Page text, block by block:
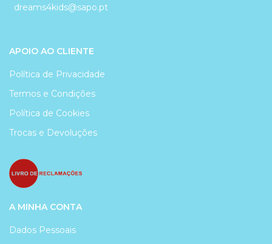
dreams4kids@sapo.pt
APOIO AO CLIENTE
Política de Privacidade
Termos e Condições
Política de Cookies
Trocas e Devoluções
A MINHA CONTA
Dados Pessoais